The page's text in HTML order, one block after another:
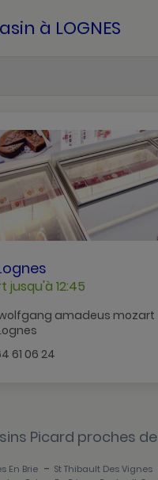
à LOGNES
Robert
Ville
Aux-Dames
jusqu'à 12:45
wolfgang amadeus mozart
61 06 24
Picard proches de
En Brie - St Thibault Des Vignes